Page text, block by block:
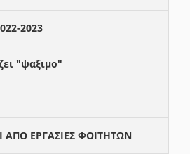
2023
"ψαξιμο"
ΑΠΟ ΕΡΓΑΣΙΕΣ ΦΟΙΤΗΤΩΝ